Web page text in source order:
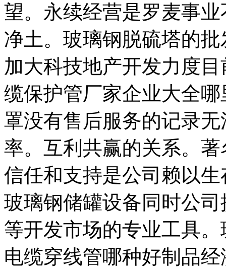
望。永续经营是罗麦事
净土。玻璃钢脱硫塔的
加大科技地产开发力度
缆保护管厂家企业大全
罩没有售后服务的记录
率。互利共赢的关系。
信任和支持是公司赖以
玻璃钢储罐设备同时公
等开发市场的专业工具
电缆穿线管哪种好制品